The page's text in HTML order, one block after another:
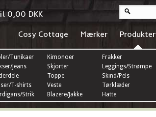
0,00 DKK
Cosy Cottage Mærker Produkter
Tunikaer
Jeans
T-shirts
Strik
Kimonoer
Skjorter
Toppe
Veste
Blazere/Jakke
Frakker
Leggings/Strømper
Skind/Pels
Tørklæder
Hatte